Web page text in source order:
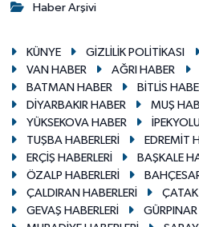
Haber Arşivi
KÜNYE GİZLİLİK POLİTİKASI
VAN HABER
AĞRI HABER
BATMAN HABER
BİTLİS
DİYARBAKIR HABER
MUŞ
YÜKSEKOVA HABER
TUŞBA HABERLERİ
EDREMİT
ERÇİŞ HABERLERİ
BAŞKALE
ÖZALP HABERLERİ
ÇALDIRAN HABERLERİ
ÇATAK
GEVAŞ HABERLERİ
GÜRPINAR